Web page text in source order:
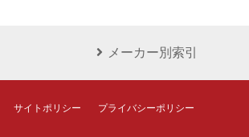
メーカー別索引
サイトポリシー プライバシーポリシー